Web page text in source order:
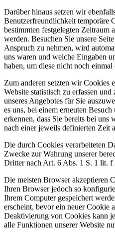
Darüber hinaus setzen wir
Benutzerfreundlichkeit temporäre
bestimmten festgelegten Zeitraum
werden. Besuchen Sie unsere
Anspruch zu nehmen, wird
uns waren und welche Eingaben
haben, um diese nicht noch einmal
Zum anderen setzten wir Cookies
Website statistisch zu erfassen
unseres Angebotes für Sie
es uns, bei einem erneuten
erkennen, dass Sie bereits bei uns
nach einer jeweils definierten Zeit
Die durch Cookies verarbeiteten
Zwecke zur Wahrung unserer
Dritter nach Art. 6 Abs. 1 S. 1 lit.
Die meisten Browser akzeptieren
Ihren Browser jedoch so
Ihrem Computer gespeichert
erscheint, bevor ein neuer Cookie
Deaktivierung von Cookies kann
alle Funktionen unserer Website